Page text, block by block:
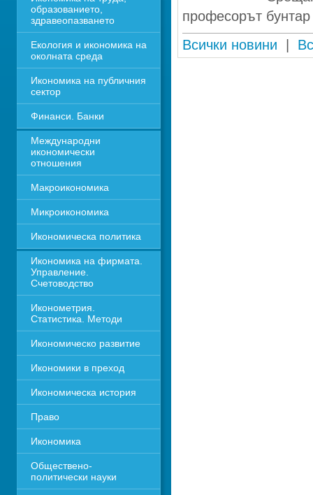
образованието,
здравеопазването
Екология и икономика на
околната среда
Икономика на публичния
сектор
Финанси. Банки
Международни
икономически
отношения
Макроикономика
Микроикономика
Икономическа политика
Икономика на фирмата.
Управление.
Счетоводство
Иконометрия.
Статистика. Методи
Икономическо развитие
Икономики в преход
Икономическа история
Право
Икономика
Обществено-
политически науки
професорът
Всички новини